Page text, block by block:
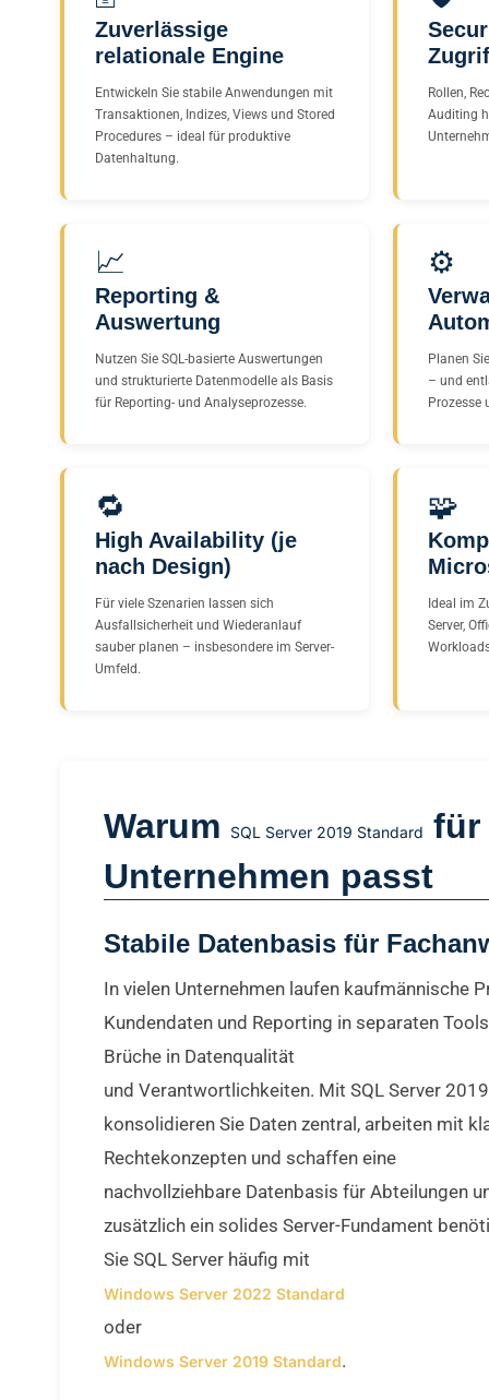
Zuverlässige
relationale Engine
Entwickeln Sie stabile Anwendungen mit
Transaktionen, Indizes, Views und Stored
Procedures – ideal für produktive
Datenhaltung.
Rollen,
Auditing
📈
Reporting &
Auswertung
Nutzen Sie SQL-basierte Auswertungen
und strukturierte Datenmodelle als Basis
für Reporting- und Analyseprozesse.
⚙️
Planen
– und
Prozesse
🔁
High Availability (je
nach Design)
Für viele Szenarien lassen sich
Ausfallsicherheit und Wiederanlauf
sauber planen – insbesondere im Server-
Umfeld.
🧩
Ideal im
Server,
Warum SQL Server 2019 Standard für
Unternehmen passt
Stabile Datenbasis für
In vielen Unternehmen laufen kaufmännische
Kundendaten und Reporting in separaten
Brüche in Datenqualität
und Verantwortlichkeiten. Mit SQL Server
konsolidieren Sie Daten zentral, arbeiten mit
Rechtekonzepten und schaffen eine
nachvollziehbare Datenbasis für Abteilungen
zusätzlich ein solides Server-Fundament
Sie SQL Server häufig mit
Windows Server 2022 Standard
oder
Windows Server 2019 Standard.